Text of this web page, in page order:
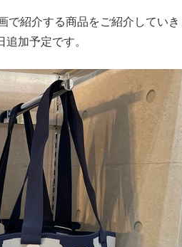
で紹介する商品をご紹介してい
加予定です。